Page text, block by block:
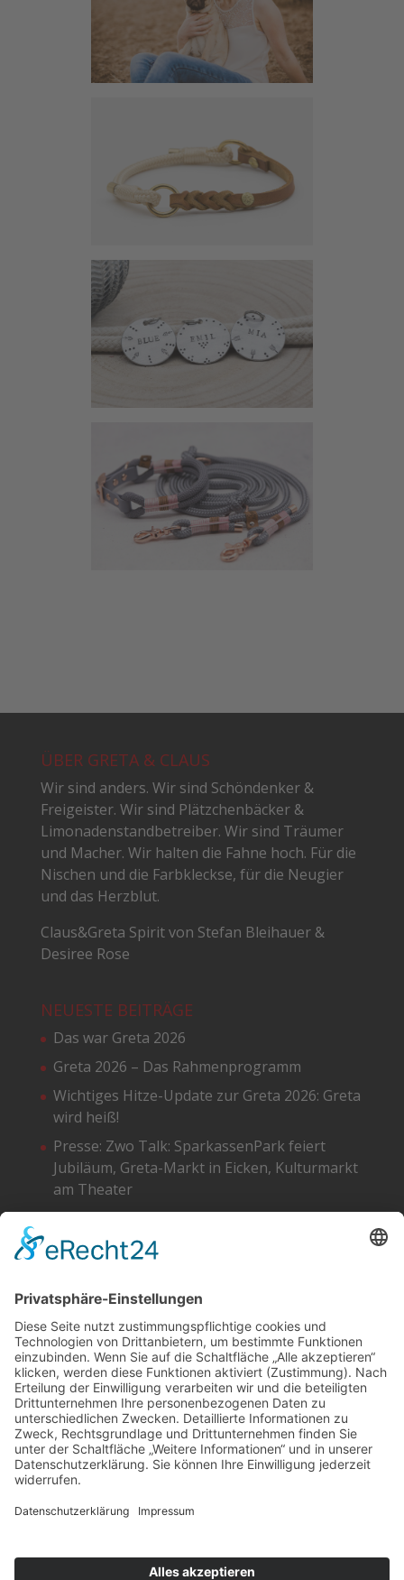
ÜBER GRETA & CLAUS
Wir sind anders. Wir sind Schöndenker &
Freigeister. Wir sind Plätzchenbäcker &
Limonadenstandbetreiber. Wir sind Träumer
und Macher. Wir halten die Fahne hoch. Für die
Nischen und die Farbkleckse, für die Neugier
und das Herzblut.
Claus&Greta Spirit von Stefan Bleihauer &
Desiree Rose
NEUESTE BEITRÄGE
Das war Greta 2026
Greta 2026 – Das Rahmenprogramm
Wichtiges Hitze-Update zur Greta 2026: Greta
wird heiß!
Presse: Zwo Talk: SparkassenPark feiert
Jubiläum, Greta-Markt in Eicken, Kulturmarkt
am Theater
Greta 2026 – Die Standpläne
Facebook
Instagram
SoundCloud
YouTube
Cookie-Einstellungen
Datenschutz